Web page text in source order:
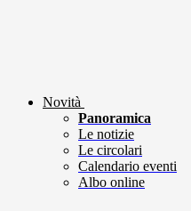
Novità
Panoramica
Le notizie
Le circolari
Calendario eventi
Albo online